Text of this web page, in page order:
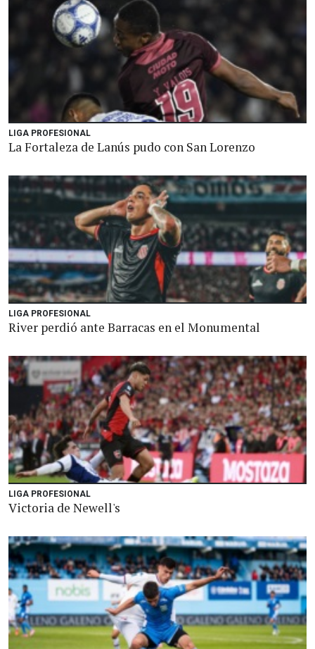
LIGA PROFESIONAL
La Fortaleza de Lanús pudo con San Lorenzo
LIGA PROFESIONAL
River perdió ante Barracas en el Monumental
LIGA PROFESIONAL
Victoria de Newell's